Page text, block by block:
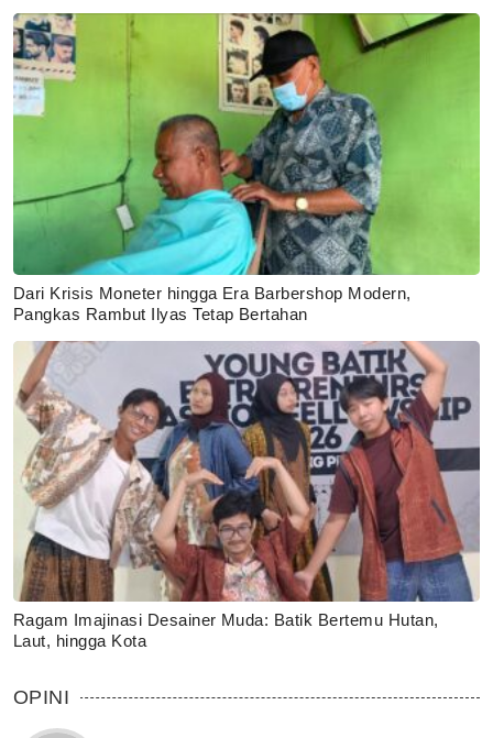
Dari Krisis Moneter hingga Era Barbershop Modern,
Pangkas Rambut Ilyas Tetap Bertahan
Ragam Imajinasi Desainer Muda: Batik Bertemu Hutan,
Laut, hingga Kota
OPINI